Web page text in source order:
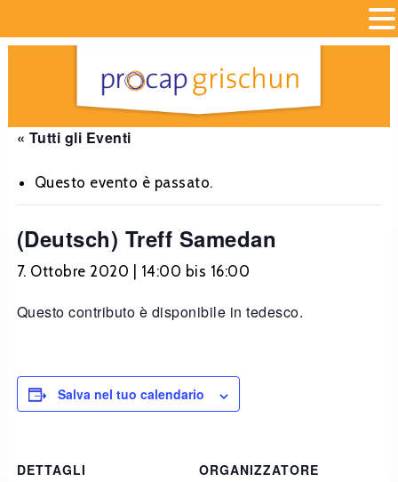
« Tutti gli Eventi
Questo evento è passato.
(Deutsch) Treff Samedan
7. Ottobre 2020 | 14:00 bis 16:00
Questo contributo è disponibile in tedesco.
Salva nel tuo calendario
DETTAGLI
ORGANIZZATORE